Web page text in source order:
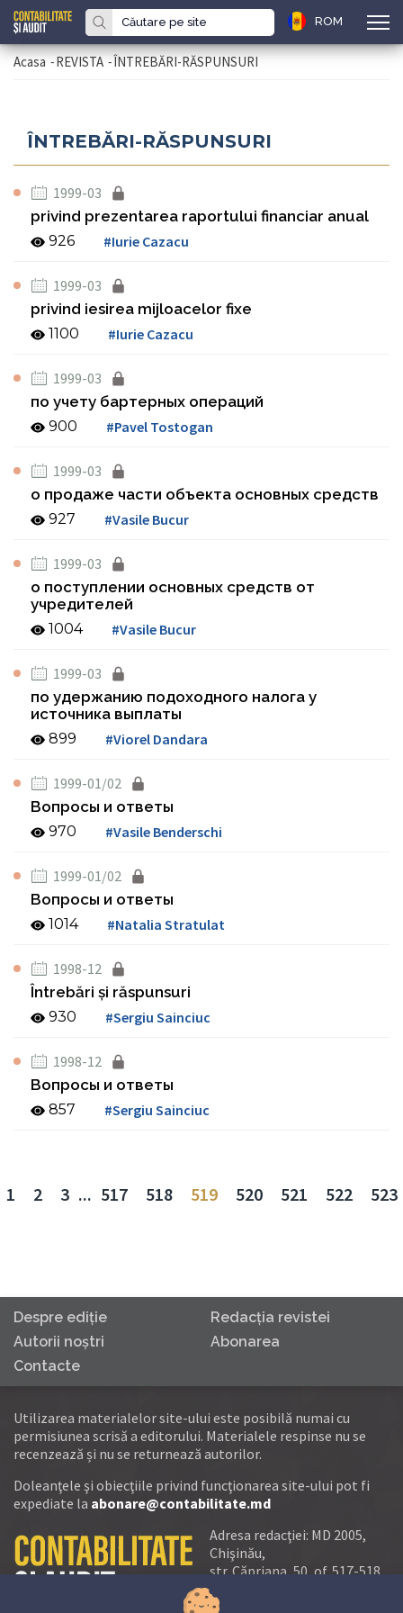
ROM
Acasa -REVISTA -ÎNTREBĂRI-RĂSPUNSURI
ÎNTREBĂRI-RĂSPUNSURI
1999-03
privind prezentarea raportului financiar anual
926 #Iurie Cazacu
1999-03
privind iesirea mijloacelor fixe
1100 #Iurie Cazacu
1999-03
по учету бартерных операций
900 #Pavel Tostogan
1999-03
о продаже части объекта основных средств
927 #Vasile Bucur
1999-03
о поступлении основных средств от
учредителей
1004 #Vasile Bucur
1999-03
по удержанию подоходного налога у
источника выплаты
899 #Viorel Dandara
1999-01/02
Вопросы и ответы
970 #Vasile Benderschi
1999-01/02
Вопросы и ответы
1014 #Natalia Stratulat
1998-12
Întrebări şi răspunsuri
930 #Sergiu Sainciuc
1998-12
Вопросы и ответы
857 #Sergiu Sainciuc
1 2 3 ... 517 518 519 520 521 522 523
Despre ediţie
Redacţia revistei
Autorii noştri
Abonarea
Contacte
Utilizarea materialelor site-ului este posibilă numai cu
permisiunea scrisă a editorului. Materialele respinse nu se
recenzează și nu se returnează autorilor.
Doleanţele şi obiecţiile privind funcţionarea site-ului pot fi
expediate la abonare@contabilitate.md
Adresa redacţiei: MD 2005,
Chişinău,
str. Căpriana, 50, of. 517-518
tel.: